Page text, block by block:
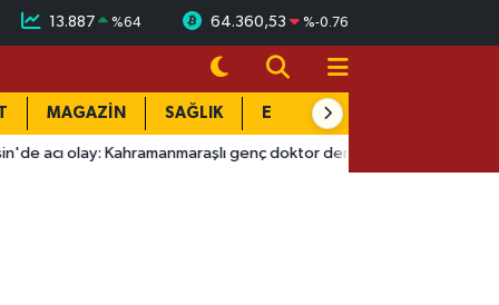
13.887 %64 64.360,53 %-0.76
MAGAZİN SAĞLIK EĞİTİM
genç doktor denizde yaşamını yitirdi